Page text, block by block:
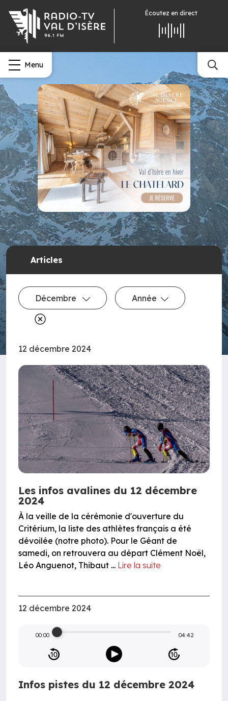
Écoutez en direct
Menu
Articles
Décembre Année
12 décembre 2024
Les infos avalines du 12 décembre
2024
À la veille de la cérémonie d'ouverture du
Critérium, la liste des athlètes français a été
dévoilée (notre photo). Pour le Géant de
samedi, on retrouvera au départ Clément Noël,
Léo Anguenot, Thibaut ... Lire la suite
12 décembre 2024
00:00 04:42
Infos pistes du 12 décembre 2024